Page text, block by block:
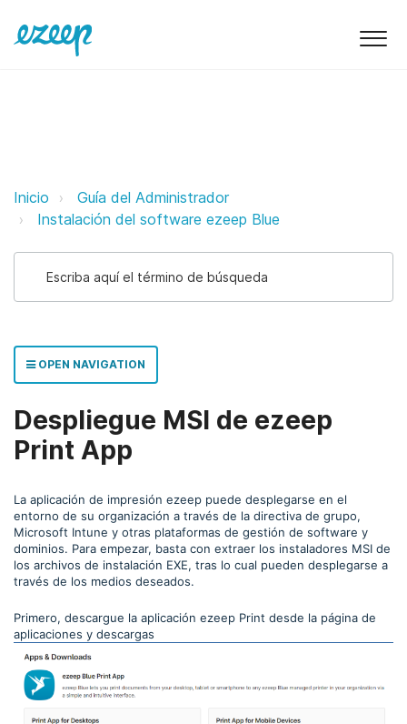
Despliegue MSI de ezeep Print
Inicio
Guía del Administrador
Instalación del software ezeep Blue
OPEN NAVIGATION
Despliegue MSI de ezeep
Print App
La aplicación de impresión ezeep puede desplegarse en el
entorno de su organización a través de la directiva de grupo,
Microsoft Intune y otras plataformas de gestión de software y
dominios. Para empezar, basta con extraer los instaladores MSI de
los archivos de instalación EXE, tras lo cual pueden desplegarse a
través de los medios deseados.
Primero, descargue la aplicación ezeep Print desde la página de
aplicaciones y descargas